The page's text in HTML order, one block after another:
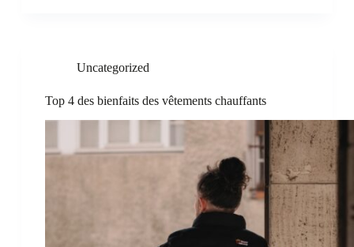
Uncategorized
Top 4 des bienfaits des vêtements chauffants